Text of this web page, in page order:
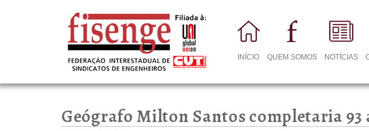
INÍCIO QUEM SOMOS NOTÍCIAS
Geógrafo Milton Santos completaria